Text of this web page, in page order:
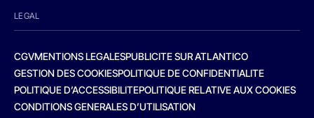
LEGAL
CGVMENTIONS LEGALESPUBLICITE SUR ATLANTICO
GESTION DES COOKIESPOLITIQUE DE CONFIDENTIALITE
POLITIQUE D’ACCESSIBILITEPOLITIQUE RELATIVE AUX COOKIES
CONDITIONS GENERALES D’UTILISATION